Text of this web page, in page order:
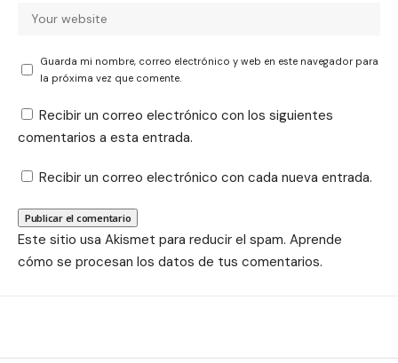
Guarda mi nombre, correo electrónico y web en este navegador para
la próxima vez que comente.
Recibir un correo electrónico con los siguientes
comentarios a esta entrada.
Recibir un correo electrónico con cada nueva entrada.
Este sitio usa Akismet para reducir el spam. Aprende
cómo se procesan los datos de tus comentarios.